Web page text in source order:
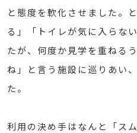
と態度を軟化させました。
る」「トイレが気に入らな
たが、何度か見学を重ねる
ね」と言う施設に巡りあい
た。
利用の決め手はなんと「ス